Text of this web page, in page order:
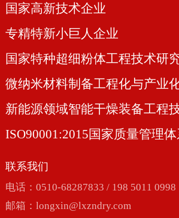
国家高新技术企业
专精特新小巨人企业
国家特种超细粉体工程技术研
微纳米材料制备工程化与产业
新能源领域智能干燥装备工程
ISO90001:2015国家质量管理
联系我们
电话：0510-68287833 / 198 5011 0998
邮箱： longxin@lxzndry.com